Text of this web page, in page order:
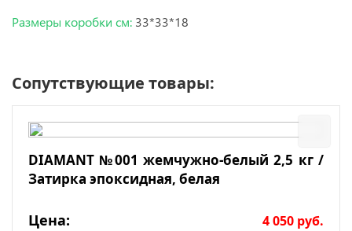
Размеры коробки см: 33*33*18
Сопутствующие товары:
DIAMANT №001 жемчужно-белый 2,5 кг /
Затирка эпоксидная, белая
Цена: 4 050 руб.